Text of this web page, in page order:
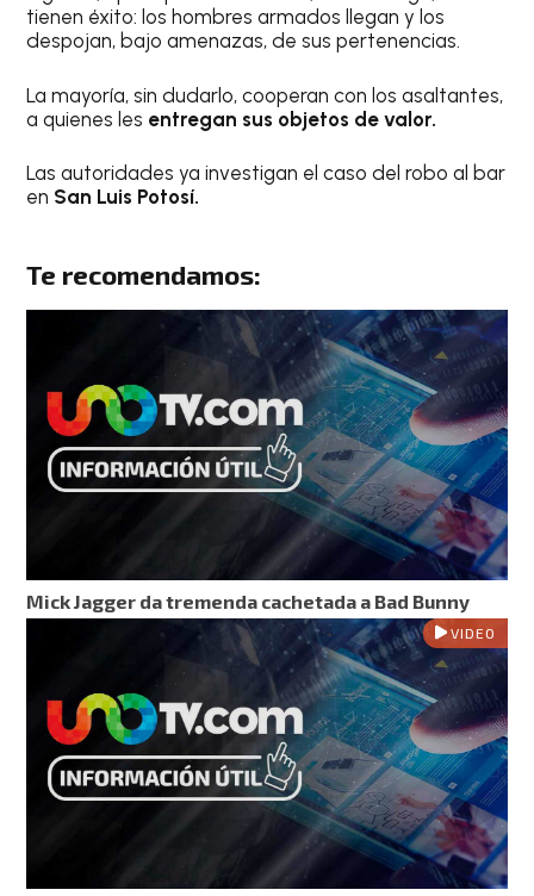
tienen éxito: los hombres armados llegan y los
despojan, bajo amenazas, de sus pertenencias.
La mayoría, sin dudarlo, cooperan con los asaltantes,
a quienes les entregan sus objetos de valor.
Las autoridades ya investigan el caso del robo al bar
en San Luis Potosí.
Te recomendamos:
Mick Jagger da tremenda cachetada a Bad Bunny
VIDEO